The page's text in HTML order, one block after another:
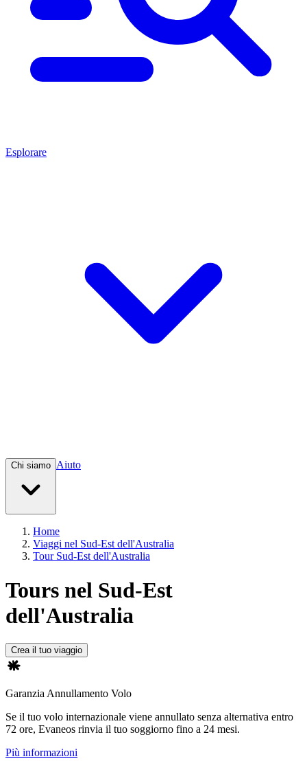
Esplorare
Chi siamo Aiuto
Home
Viaggi nel Sud-Est dell'Australia
Tour Sud-Est dell'Australia
Tours nel Sud-Est
dell'Australia
Crea il tuo viaggio
Garanzia Annullamento Volo
Se il tuo volo internazionale viene annullato senza alternativa entro
72 ore, Evaneos rinvia il tuo soggiorno fino a 24 mesi.
Più informazioni